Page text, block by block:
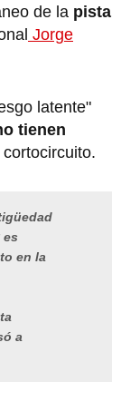
de la pista
Jorge
latente"
tienen
es
en la
a